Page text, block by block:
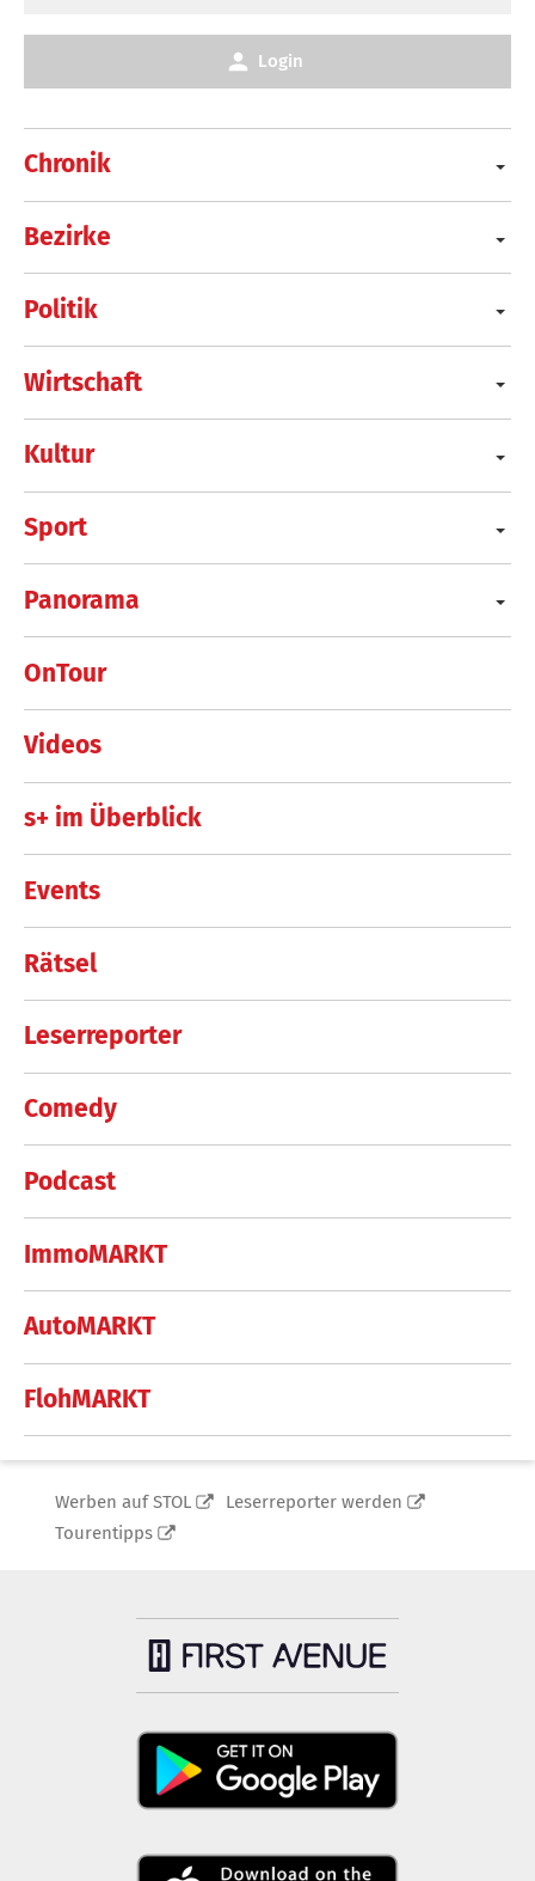
Chronik
Bezirke
Politik
Wirtschaft
Kultur
Sport
Panorama
OnTour
Videos
s+ im Überblick
Events
Rätsel
Leserreporter
Comedy
Podcast
ImmoMARKT
AutoMARKT
FlohMARKT
Login
Werben auf STOL
Leserreporter werden
Tourentipps